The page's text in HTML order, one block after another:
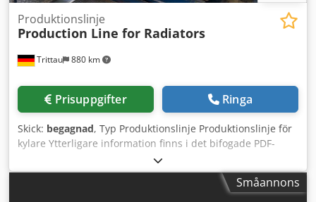
Trittau 880 km
Produktionslinje
Production Line for Radiators
Prisuppgifter Ringa
Skick: begagnad, Typ Produktionslinje Produktionslinje för
kylare Ytterligare information finns i det bifogade PDF-
dokumentet. Tillbehör, avbildade verktyg och spännverktyg
ingår endast i leveransen om detta anges i de
kompletterande uppgifterna. Ändringar och fel i deSmåannons